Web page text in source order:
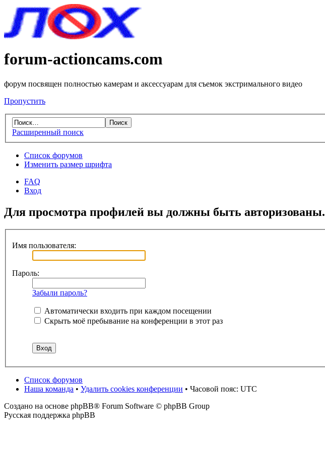
forum-actioncams.com
форум посвящен полностью камерам и аксессуарам для съемок экстримального видео
Пропустить
Расширенный поиск
Список форумов
Изменить размер шрифта
FAQ
Вход
Для просмотра профилей вы должны быть авторизованы.
Имя пользователя:
Пароль:
Забыли пароль?
Автоматически входить при каждом посещении
Скрыть моё пребывание на конференции в этот раз
Список форумов
Наша команда • Удалить cookies конференции • Часовой пояс: UTC
Создано на основе phpBB® Forum Software © phpBB Group
Русская поддержка phpBB